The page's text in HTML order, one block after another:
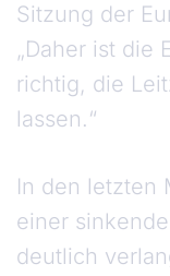
Sitzung der
„Daher ist die
richtig, die
lassen.“
In den letzten
einer
deutlich